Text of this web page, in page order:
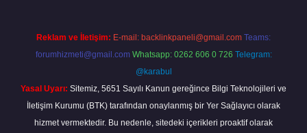
Reklam ve İletişim: E-mail: backlinkpaneli@gmail.com Teams:
forumhizmeti@gmail.com Whatsapp: 0262 606 0 726 Telegram:
@karabul
Yasal Uyarı: Sitemiz, 5651 Sayılı Kanun gereğince Bilgi Teknolojileri ve
İletişim Kurumu (BTK) tarafından onaylanmış bir Yer Sağlayıcı olarak
hizmet vermektedir. Bu nedenle, sitedeki içerikleri proaktif olarak